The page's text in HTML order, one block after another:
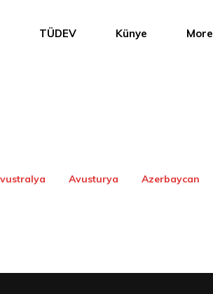
TÜDEV Künye More
Avusturya Azerbaycan